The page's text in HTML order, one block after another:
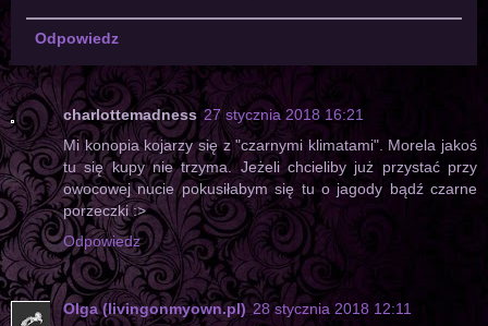
Odpowiedz
charlottemadness 27 stycznia 2018 16:21
Mi konopia kojarzy się z "czarnymi klimatami". Morela jakoś
tu się kupy nie trzyma. Jeżeli chcieliby już przystać przy
owocowej nucie pokusiłabym się tu o jagody bądź czarne
porzeczki :>
Odpowiedz
Olga (livingonmyown.pl) 28 stycznia 2018 12:11